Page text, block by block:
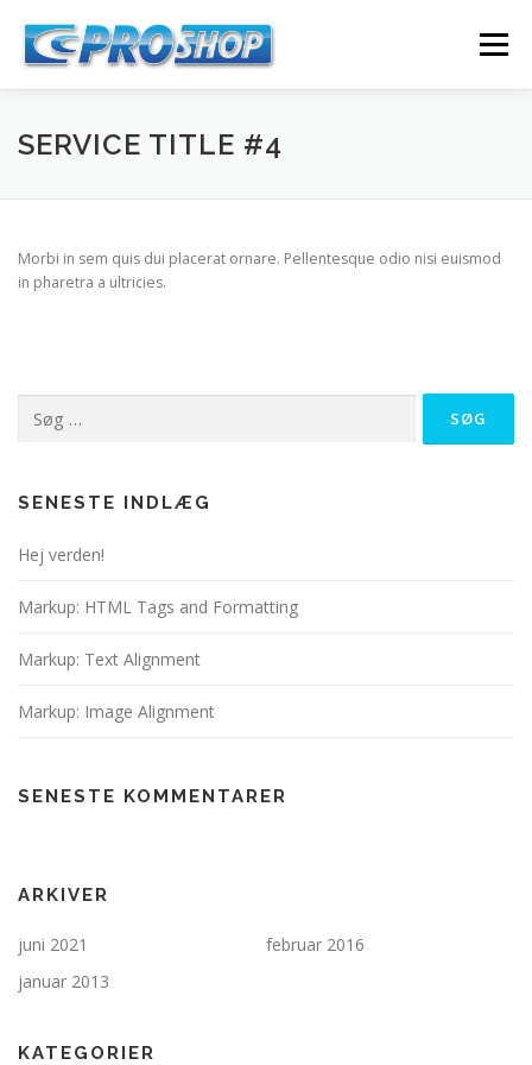
indhold
Menu
HJEM OM GALLERI
SERVICE TITLE #4
Morbi in sem quis dui placerat ornare. Pellentesque odio nisi euismod
in pharetra a ultricies.
efter:
SENESTE INDLÆG
Hej verden!
Markup: HTML Tags and Formatting
Markup: Text Alignment
Markup: Image Alignment
SENESTE KOMMENTARER
ARKIVER
juni 2021
februar 2016
januar 2013
KATEGORIER